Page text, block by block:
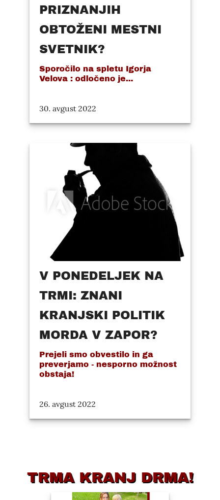
PRIZNANJIH
OBTOŽENI MESTNI
SVETNIK?
Sporočilo na spletu Igorja
Velova : odločeno je...
30. avgust 2022
V PONEDELJEK NA
TRMI: ZNANI
KRANJSKI POLITIK
MORDA V ZAPOR?
Prejeli smo obvestilo in ga
preverjamo - nesporno možnost
obstaja!
26. avgust 2022
TRMA KRANJ DRMA!